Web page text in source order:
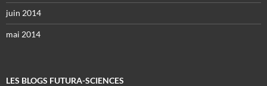
juin 2014
mai 2014
LES BLOGS FUTURA-SCIENCES